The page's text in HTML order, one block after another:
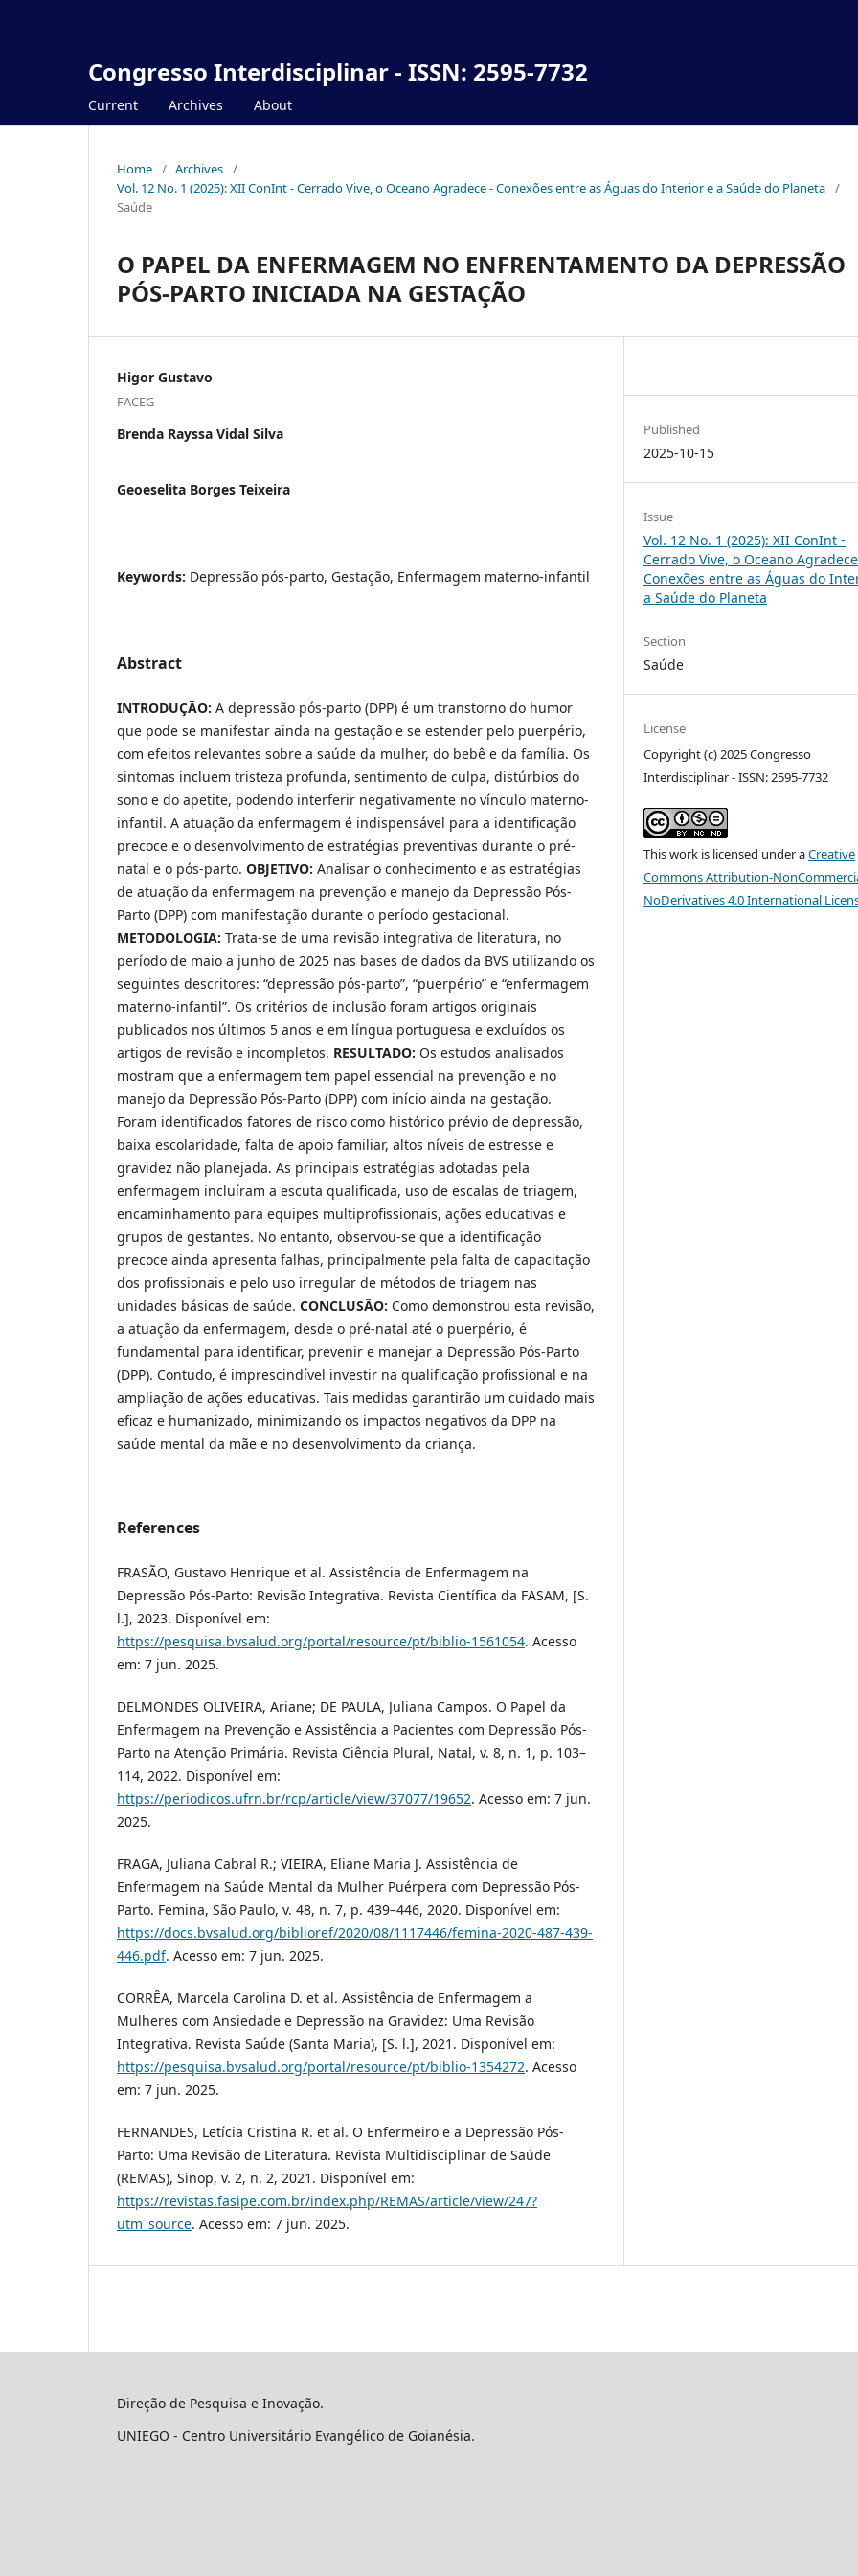
Congresso Interdisciplinar - ISSN: 2595-7732
Current Archives About
Home / Archives /
Vol. 12 No. 1 (2025): XII ConInt - Cerrado Vive, o Oceano Agradece - Conexões entre as Águas do Interior e a Saúde do Planeta /
Saúde
O PAPEL DA ENFERMAGEM NO ENFRENTAMENTO DA DEPRESSÃO
PÓS-PARTO INICIADA NA GESTAÇÃO
Higor Gustavo
FACEG
Brenda Rayssa Vidal Silva
Geoeselita Borges Teixeira
Keywords: Depressão pós-parto, Gestação, Enfermagem materno-infantil
Abstract
INTRODUÇÃO: A depressão pós-parto (DPP) é um transtorno do humor
que pode se manifestar ainda na gestação e se estender pelo puerpério,
com efeitos relevantes sobre a saúde da mulher, do bebê e da família. Os
sintomas incluem tristeza profunda, sentimento de culpa, distúrbios do
sono e do apetite, podendo interferir negativamente no vínculo materno-
infantil. A atuação da enfermagem é indispensável para a identificação
precoce e o desenvolvimento de estratégias preventivas durante o pré-
natal e o pós-parto. OBJETIVO: Analisar o conhecimento e as estratégias
de atuação da enfermagem na prevenção e manejo da Depressão Pós-
Parto (DPP) com manifestação durante o período gestacional.
METODOLOGIA: Trata-se de uma revisão integrativa de literatura, no
período de maio a junho de 2025 nas bases de dados da BVS utilizando os
seguintes descritores: “depressão pós-parto”, “puerpério” e “enfermagem
materno-infantil”. Os critérios de inclusão foram artigos originais
publicados nos últimos 5 anos e em língua portuguesa e excluídos os
artigos de revisão e incompletos. RESULTADO: Os estudos analisados
mostram que a enfermagem tem papel essencial na prevenção e no
manejo da Depressão Pós-Parto (DPP) com início ainda na gestação.
Foram identificados fatores de risco como histórico prévio de depressão,
baixa escolaridade, falta de apoio familiar, altos níveis de estresse e
gravidez não planejada. As principais estratégias adotadas pela
enfermagem incluíram a escuta qualificada, uso de escalas de triagem,
encaminhamento para equipes multiprofissionais, ações educativas e
grupos de gestantes. No entanto, observou-se que a identificação
precoce ainda apresenta falhas, principalmente pela falta de capacitação
dos profissionais e pelo uso irregular de métodos de triagem nas
unidades básicas de saúde. CONCLUSÃO: Como demonstrou esta revisão,
a atuação da enfermagem, desde o pré-natal até o puerpério, é
fundamental para identificar, prevenir e manejar a Depressão Pós-Parto
(DPP). Contudo, é imprescindível investir na qualificação profissional e na
ampliação de ações educativas. Tais medidas garantirão um cuidado mais
eficaz e humanizado, minimizando os impactos negativos da DPP na
saúde mental da mãe e no desenvolvimento da criança.
References
FRASÃO, Gustavo Henrique et al. Assistência de Enfermagem na
Depressão Pós-Parto: Revisão Integrativa. Revista Científica da FASAM, [S.
l.], 2023. Disponível em:
https://pesquisa.bvsalud.org/portal/resource/pt/biblio-1561054. Acesso
em: 7 jun. 2025.
DELMONDES OLIVEIRA, Ariane; DE PAULA, Juliana Campos. O Papel da
Enfermagem na Prevenção e Assistência a Pacientes com Depressão Pós-
Parto na Atenção Primária. Revista Ciência Plural, Natal, v. 8, n. 1, p. 103–
114, 2022. Disponível em:
https://periodicos.ufrn.br/rcp/article/view/37077/19652. Acesso em: 7 jun.
2025.
FRAGA, Juliana Cabral R.; VIEIRA, Eliane Maria J. Assistência de
Enfermagem na Saúde Mental da Mulher Puérpera com Depressão Pós-
Parto. Femina, São Paulo, v. 48, n. 7, p. 439–446, 2020. Disponível em:
https://docs.bvsalud.org/biblioref/2020/08/1117446/femina-2020-487-439-
446.pdf. Acesso em: 7 jun. 2025.
CORRÊA, Marcela Carolina D. et al. Assistência de Enfermagem a
Mulheres com Ansiedade e Depressão na Gravidez: Uma Revisão
Integrativa. Revista Saúde (Santa Maria), [S. l.], 2021. Disponível em:
https://pesquisa.bvsalud.org/portal/resource/pt/biblio-1354272. Acesso
em: 7 jun. 2025.
FERNANDES, Letícia Cristina R. et al. O Enfermeiro e a Depressão Pós-
Parto: Uma Revisão de Literatura. Revista Multidisciplinar de Saúde
(REMAS), Sinop, v. 2, n. 2, 2021. Disponível em:
https://revistas.fasipe.com.br/index.php/REMAS/article/view/247?
utm_source. Acesso em: 7 jun. 2025.
Published
2025-10-15
Issue
Vol. 12 No. 1 (2025): XII ConInt -
Cerrado Vive, o Oceano
Conexões entre as Águas do
a Saúde do Planeta
Section
Saúde
License
Copyright (c) 2025 Congresso
Interdisciplinar - ISSN: 2595-7732
This work is licensed under aCreative
Commons Attribution-
NoDerivatives 4.0 International
Direção de Pesquisa e Inovação.
UNIEGO - Centro Universitário Evangélico de Goianésia.